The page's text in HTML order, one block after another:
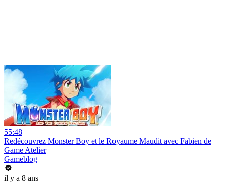
55:48
Redécouvrez Monster Boy et le Royaume Maudit avec Fabien de
Game Atelier
Gameblog
il y a 8 ans